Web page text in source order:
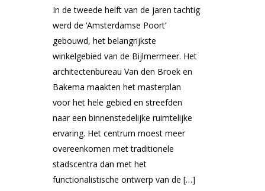
In de tweede helft van de jaren tachtig
werd de ‘Amsterdamse Poort’
gebouwd, het belangrijkste
winkelgebied van de Bijlmermeer. Het
architectenbureau Van den Broek en
Bakema maakten het masterplan
voor het hele gebied en streefden
naar een binnenstedelijke ruimtelijke
ervaring. Het centrum moest meer
overeenkomen met traditionele
stadscentra dan met het
functionalistische ontwerp van de […]